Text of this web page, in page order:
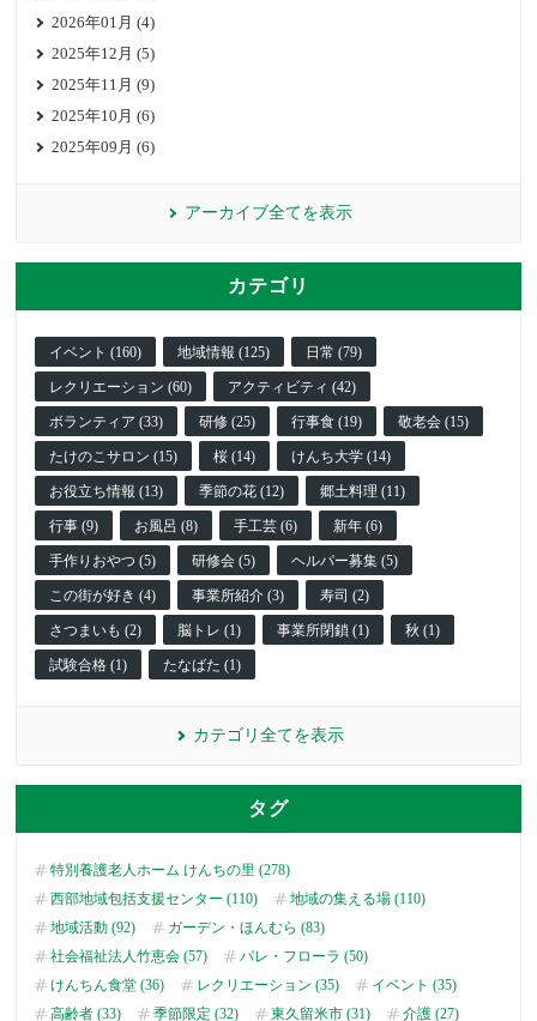
2026年01月 (4)
2025年12月 (5)
2025年11月 (9)
2025年10月 (6)
2025年09月 (6)
アーカイブ全てを表示
カテゴリ
イベント (160) 地域情報 (125) 日常 (79)
レクリエーション (60) アクティビティ (42)
ボランティア (33) 研修 (25) 行事食 (19) 敬老会 (15)
たけのこサロン (15) 桜 (14) けんち大学 (14)
お役立ち情報 (13) 季節の花 (12) 郷土料理 (11)
行事 (9) お風呂 (8) 手工芸 (6) 新年 (6)
手作りおやつ (5) 研修会 (5) ヘルパー募集 (5)
この街が好き (4) 事業所紹介 (3) 寿司 (2)
さつまいも (2) 脳トレ (1) 事業所閉鎖 (1) 秋 (1)
試験合格 (1) たなばた (1)
カテゴリ全てを表示
タグ
特別養護老人ホーム けんちの里 (278)
西部地域包括支援センター (110)
地域の集える場 (110)
地域活動 (92)
ガーデン・ほんむら (83)
社会福祉法人竹恵会 (57)
パレ・フローラ (50)
けんちん食堂 (36)
レクリエーション (35)
イベント (35)
高齢者 (33)
季節限定 (32) 東久留米市 (31)
介護 (27)